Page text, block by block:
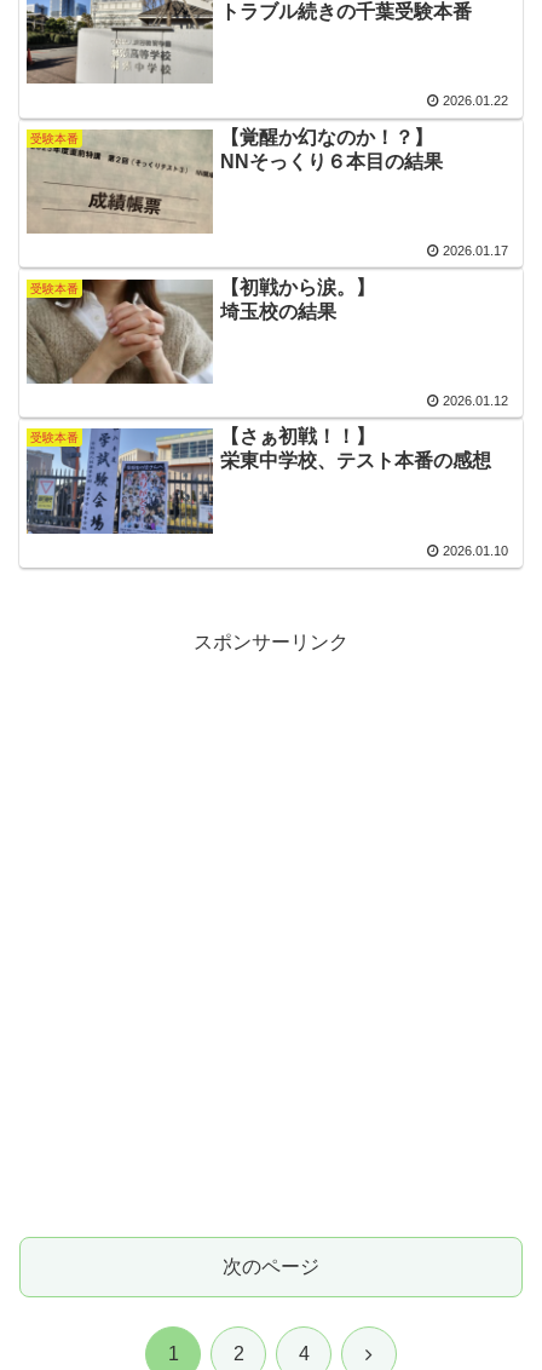
トラブル続きの千葉受験本番
2026.01.22
受験本番
【覚醒か幻なのか！？】
NNそっくり６本目の結果
2026.01.17
受験本番
【初戦から涙。】
埼玉校の結果
2026.01.12
受験本番
【さぁ初戦！！】
栄東中学校、テスト本番の感想
2026.01.10
スポンサーリンク
次のページ
1 2 4 次